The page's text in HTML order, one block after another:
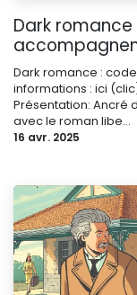
Dark
Dark romance :
informations : ici
Présentation: Ancré
avec le roman libe...
16 avr. 2025